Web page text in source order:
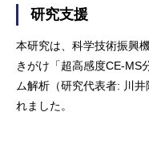
研究支援
本研究は、科学技術振興
きがけ「超高感度CE-MS
ム解析（研究代表者: 川
れました。